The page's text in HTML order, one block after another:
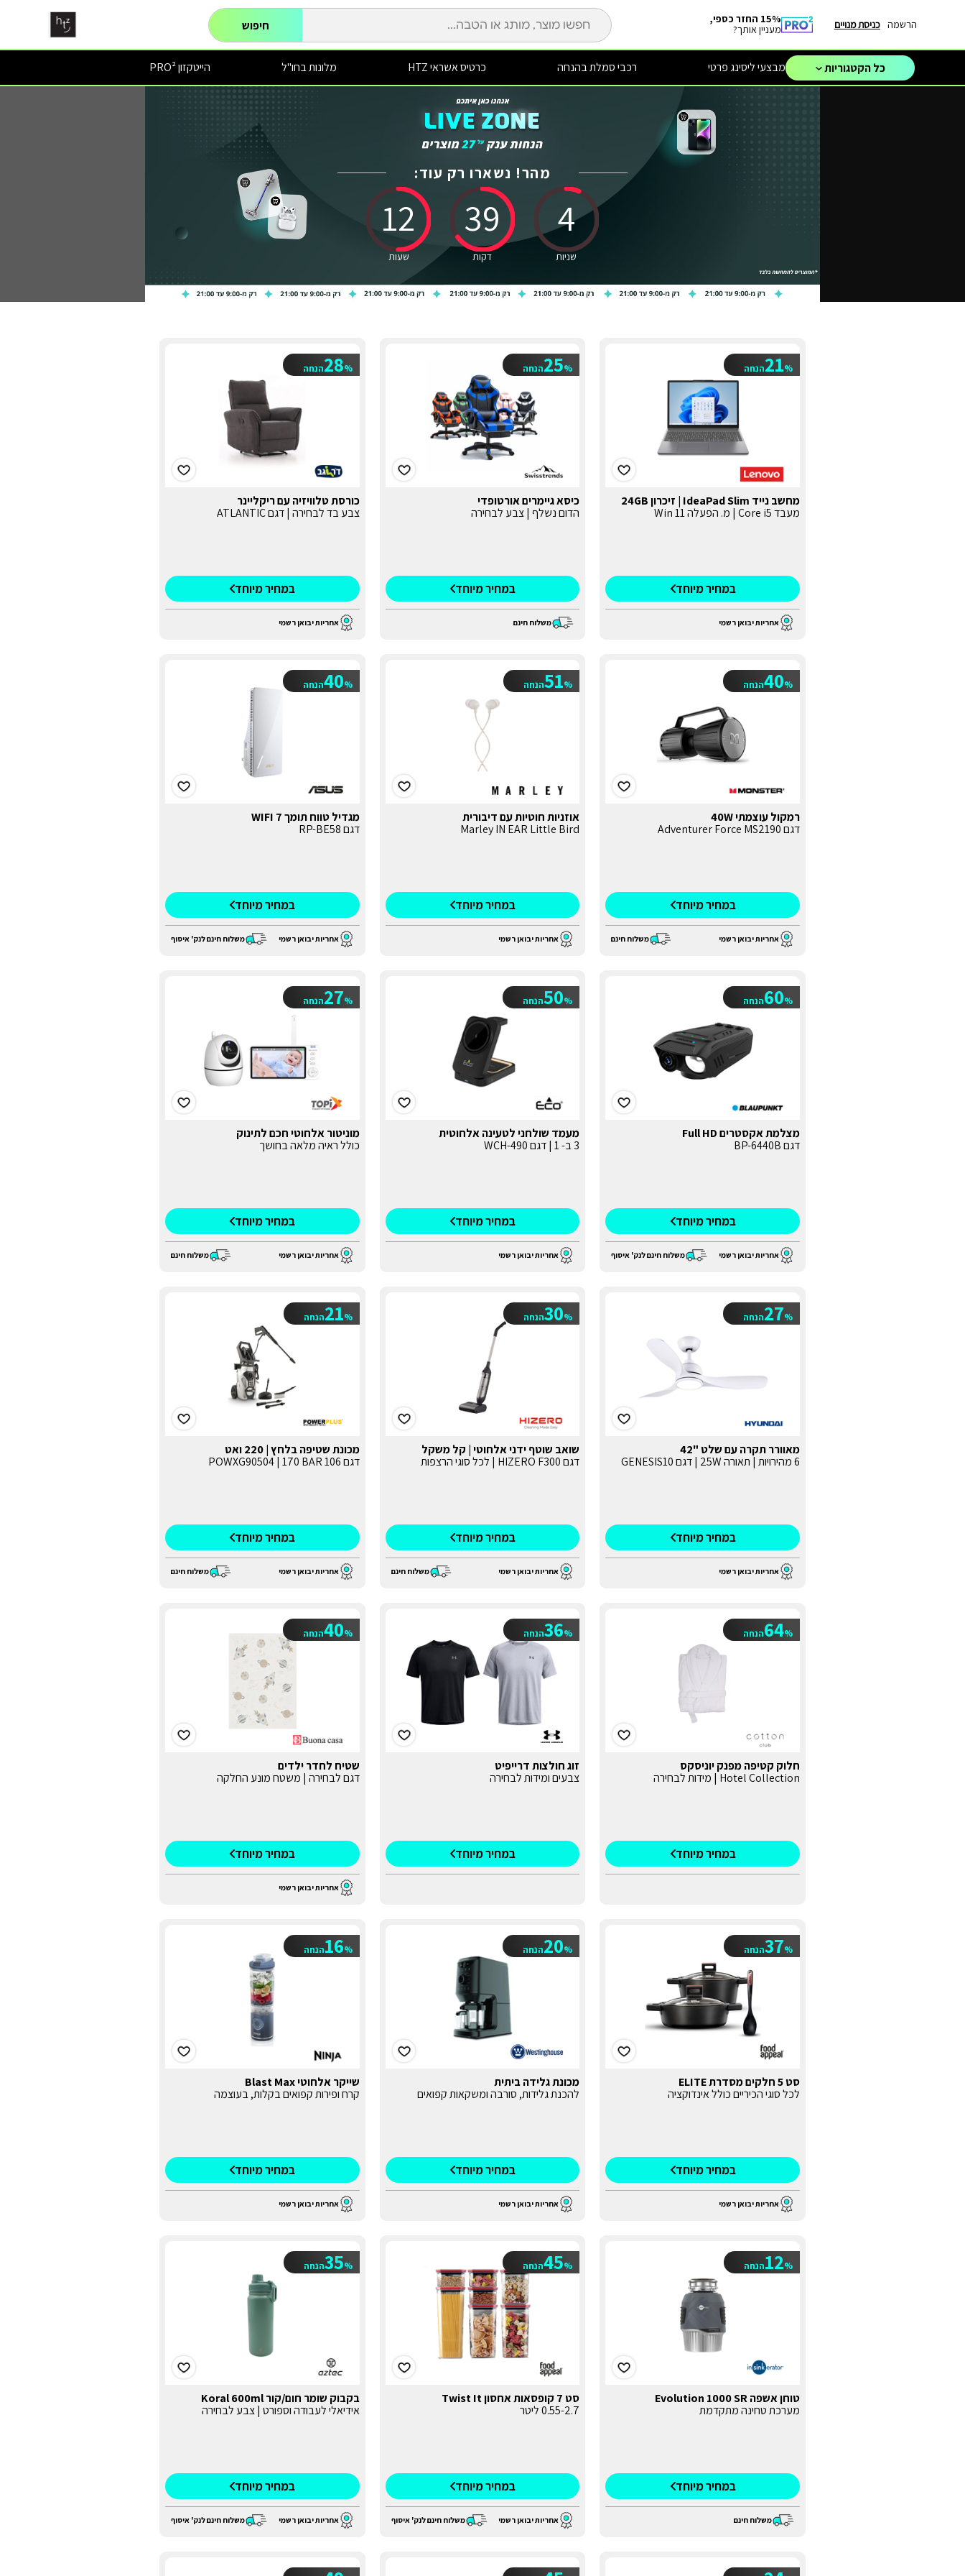
הרשמה כניסת מנויים
15% החזר כספי,
מעניין אותך?
חיפוש
כל הקטגוריות הייטקזון PRO² מלונות בחו"ל כרטיס אשראי HTZ מבצעי ליסינג פרטי רכבי סמלת בהנחה
מהר! נשארו רק עוד:
שעות
12
דקות
39
שניות
3
%
21הנחה
מחשב נייד IdeaPad Slim | זיכרון 24GB
מעבד Core i5 | מ. הפעלה Win 11
במחיר מיוחד
אחריות יבואן רשמי
%
25הנחה
כיסא גיימרים אורטופדי
הדום נשלף | צבע לבחירה
במחיר מיוחד
משלוח חינם
%
28הנחה
כורסת טלוויזיה עם ריקליינר
צבע בד לבחירה | דגם ATLANTIC
במחיר מיוחד
אחריות יבואן רשמי
%
40הנחה
רמקול עוצמתי 40W
דגם Adventurer Force MS2190
במחיר מיוחד
אחריות יבואן רשמי משלוח חינם
%
51הנחה
אוזניות חוטיות עם דיבורית
Marley IN EAR Little Bird
במחיר מיוחד
אחריות יבואן רשמי
%
40הנחה
מגדיל טווח תומך WIFI 7
דגם RP-BE58
במחיר מיוחד
אחריות יבואן רשמי משלוח חינם לנק' איסוף
%
60הנחה
מצלמת אקסטרים Full HD
דגם BP-6440B
במחיר מיוחד
אחריות יבואן רשמי משלוח חינם לנק' איסוף
%
50הנחה
מעמד שולחני לטעינה אלחוטית
3 ב- 1 | דגם WCH-490
במחיר מיוחד
אחריות יבואן רשמי
%
27הנחה
מוניטור אלחוטי חכם לתינוק
כולל ראיה מלאה בחושך
במחיר מיוחד
אחריות יבואן רשמי משלוח חינם
%
27הנחה
מאוורר תקרה עם שלט "42
6 מהירויות | תאורה 25W | דגם GENESIS10
במחיר מיוחד
אחריות יבואן רשמי
%
30הנחה
שואב שוטף ידני אלחוטי | קל משקל
דגם HIZERO F300 | לכל סוגי הרצפות
במחיר מיוחד
אחריות יבואן רשמי משלוח חינם
%
21הנחה
מכונת שטיפה בלחץ | 220 ואט
דגם 106 POWXG90504 | 170 BAR
במחיר מיוחד
אחריות יבואן רשמי משלוח חינם
%
64הנחה
חלוק קטיפה מפנק יוניסקס
Hotel Collection | מידות לבחירה
במחיר מיוחד
%
36הנחה
זוג חולצות דרייפיט
צבעים ומידות לבחירה
במחיר מיוחד
%
40הנחה
שטיח לחדר ילדים
דגם לבחירה | משטח מונע החלקה
במחיר מיוחד
אחריות יבואן רשמי
%
37הנחה
סט 5 חלקים מסדרת ELITE
לכל סוגי הכיריים כולל אינדוקציה
במחיר מיוחד
אחריות יבואן רשמי
%
20הנחה
מכונת גלידה ביתית
להכנת גלידות, סורבה ומשקאות קפואים
במחיר מיוחד
אחריות יבואן רשמי
%
16הנחה
שייקר אלחוטי Blast Max
קרח ופירות קפואים בקלות, בעוצמה
במחיר מיוחד
אחריות יבואן רשמי
%
12הנחה
טוחן אשפה Evolution 1000 SR
מערכת טחינה מתקדמת
במחיר מיוחד
משלוח חינם
%
45הנחה
סט 7 קופסאות אחסון Twist It
0.55-2.7 ליטר
במחיר מיוחד
אחריות יבואן רשמי משלוח חינם לנק' איסוף
%
35הנחה
בקבוק שומר חום/קור Koral 600ml
אידיאלי לעבודה וספורט | צבע לבחירה
במחיר מיוחד
אחריות יבואן רשמי משלוח חינם לנק' איסוף